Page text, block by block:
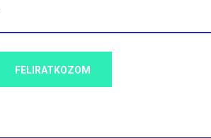
FELIRATKOZOM